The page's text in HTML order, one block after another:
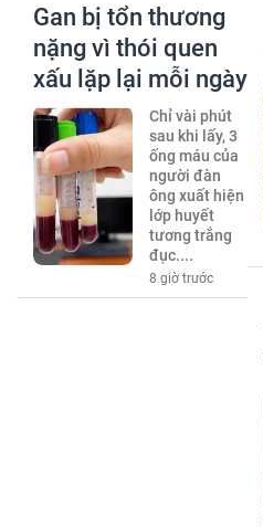
Gan bị tổn thương
nặng vì thói quen
xấu lặp lại mỗi ngày
Chỉ vài phút
sau khi lấy, 3
ống máu của
người đàn
ông xuất hiện
lớp huyết
tương trắng
đục....
8 giờ trước